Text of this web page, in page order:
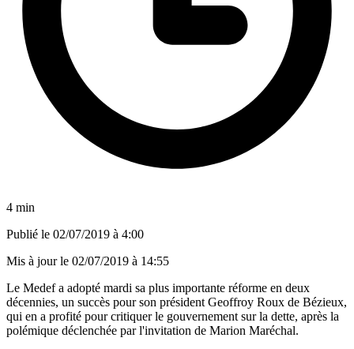
4 min
Publié le 02/07/2019 à 4:00
Mis à jour le 02/07/2019 à 14:55
Le Medef a adopté mardi sa plus importante réforme en deux
décennies, un succès pour son président Geoffroy Roux de Bézieux,
qui en a profité pour critiquer le gouvernement sur la dette, après la
polémique déclenchée par l'invitation de Marion Maréchal.